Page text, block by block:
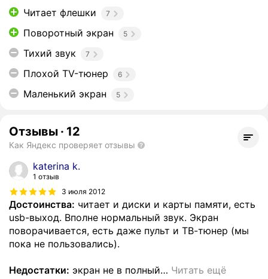
Читает флешки
7
Поворотный экран 5
Тихий звук 7
Плохой TV-тюнер 6
Маленький экран 5
Отзывы · 12
Как Яндекс проверяет отзывы
katerina k.
1 отзыв
3 июля 2012
Достоинства: читает и диски и карты памяти, есть
usb-выход. Вполне нормальный звук. Экран
поворачивается, есть даже пульт и ТВ-тюнер (мы
пока не пользовались).
Недостатки: экран не в полный… Читать ещё